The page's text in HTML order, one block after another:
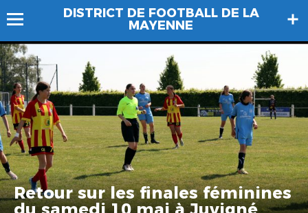
DISTRICT DE FOOTBALL DE LA
MAYENNE
Retour sur les finales féminines